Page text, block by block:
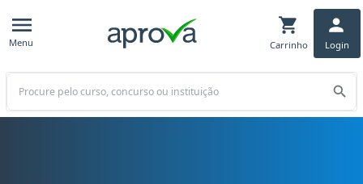
Menu Carrinho Login
Buscar